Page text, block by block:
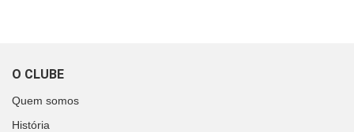
O CLUBE
Quem somos
História